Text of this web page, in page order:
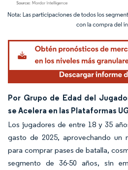
Imagen © Mordor Intelligence. El uso
Por Grupo de Edad del
se Acelera en las Plataformas
Los jugadores de entre 18 y 35
gasto de 2025, aprovechando un
para comprar pases de batalla,
segmento de 36-50 años, sin